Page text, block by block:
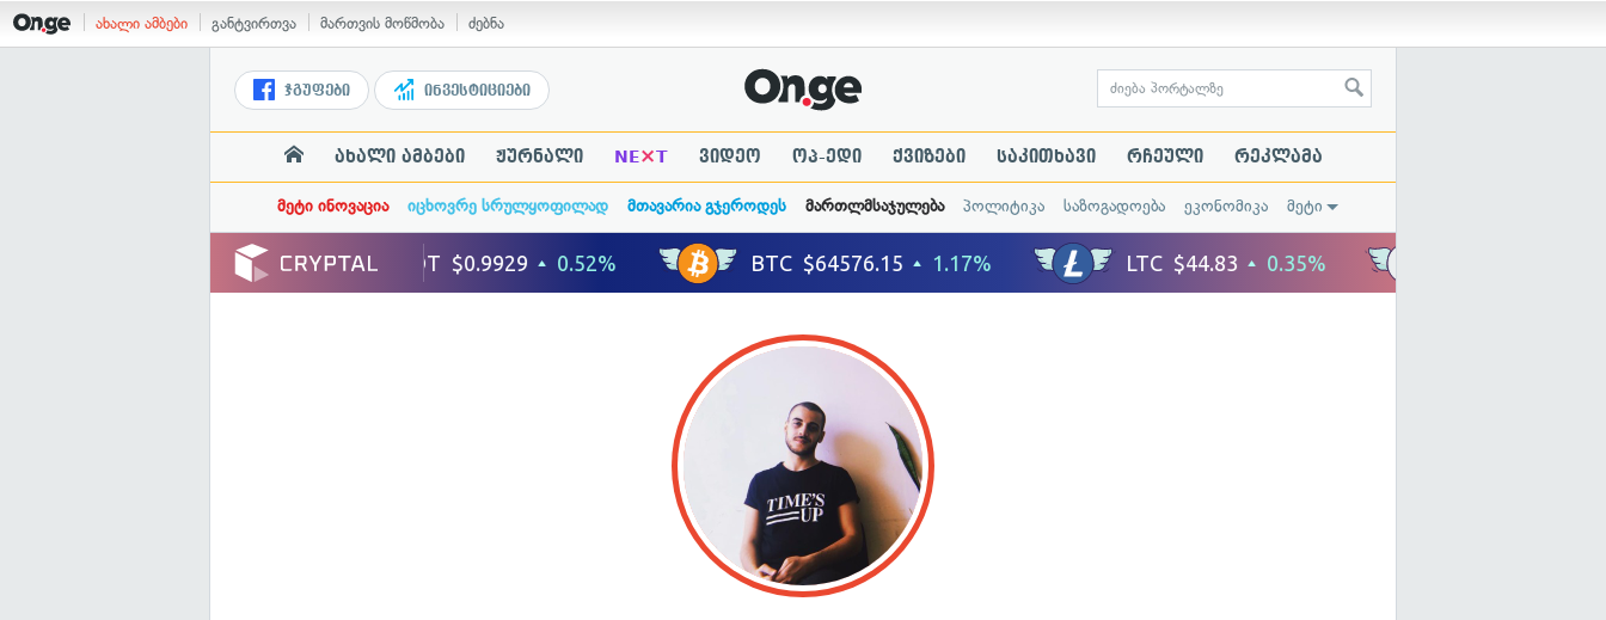
ახალი ამბები განტვირთვა მართვის მოწმობა ძებნა
ჯგუფები ინვესტიციები
ახალი ამბები ჟურნალი NE×T ვიდეო ოპ-ედი ქვიზები საკითხავი რჩეული რეკლამა
მეტი ინოვაცია იცხოვრე სრულყოფილად მთავარია გჯეროდეს მართლმსაჯულება პოლიტიკა საზოგადოება ეკონომიკა მეტი